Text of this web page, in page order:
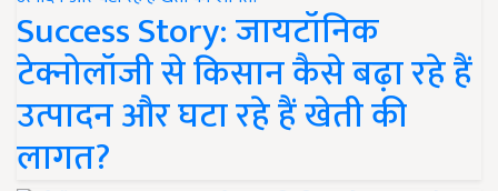
Success Story: जायटॉनिक
टेक्नोलॉजी से किसान कैसे बढ़ा रहे हैं
उत्पादन और घटा रहे हैं खेती की
लागत?